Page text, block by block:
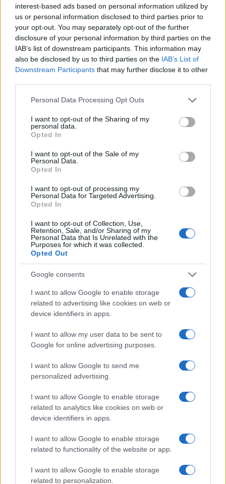
interest-based ads based on personal information utilized by
us or personal information disclosed to third parties prior to
your opt-out. You may separately opt-out of the further
disclosure of your personal information by third parties on the
IAB’s list of downstream participants. This information may
also be disclosed by us to third parties on the IAB’s List of
Downstream Participants that may further disclose it to other
Please note that this website/app uses one or more Google
not limited to your visit or usage behaviour. You may click to
grant or deny consent to Google and its third-party tags to
use your data for below specified purposes in below Google
consent section.
Personal Data Processing Opt Outs
I want to opt-out of the Sharing of my
personal data.
Opted In
I want to opt-out of the Sale of my
Personal Data.
Opted In
I want to opt-out of processing my
Personal Data for Targeted Advertising.
Opted In
I want to opt-out of Collection, Use,
Retention, Sale, and/or Sharing of my
Personal Data that Is Unrelated with the
Purposes for which it was collected.
Opted Out
Google consents
I want to allow Google to enable storage
related to advertising like cookies on web or
device identifiers in apps.
I want to allow my user data to be sent to
Google for online advertising purposes.
I want to allow Google to send me
personalized advertising.
I want to allow Google to enable storage
related to analytics like cookies on web or
device identifiers in apps.
I want to allow Google to enable storage
related to functionality of the website or app.
I want to allow Google to enable storage
related to personalization.
Come ottenere labbra perfette con il metodo gym lips
Cristian Castiglioni · 7 Ago 2026
BELLEZZA
Come indossare le infradito animalier con stile:
consigli e abbinamenti
BELLEZZA